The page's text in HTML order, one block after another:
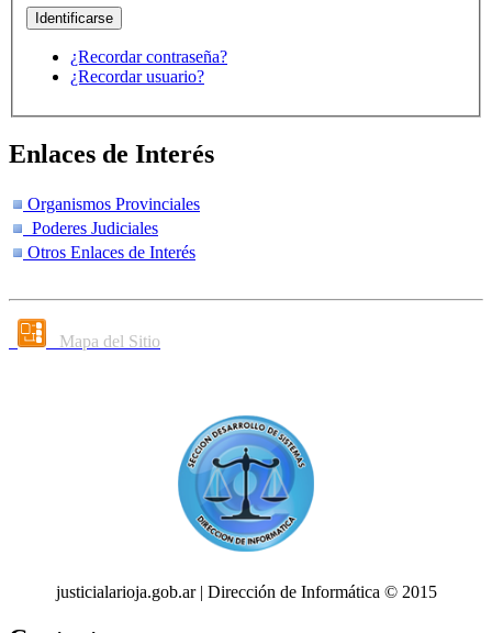
¿Recordar contraseña?
¿Recordar usuario?
Enlaces de Interés
Organismos Provinciales
Poderes Judiciales
Otros Enlaces de Interés
Mapa del Sitio
justicialarioja.gob.ar | Dirección de Informática © 2015